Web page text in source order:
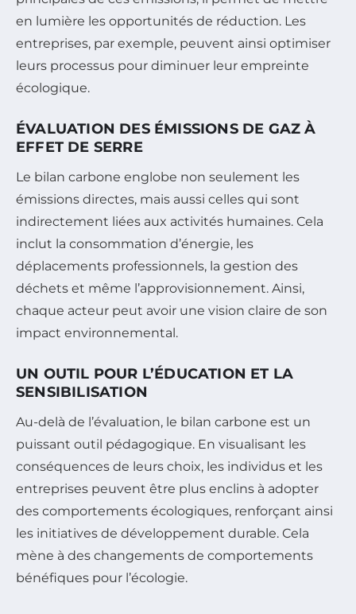
en lumière les opportunités de réduction. Les
entreprises, par exemple, peuvent ainsi optimiser
leurs processus pour diminuer leur empreinte
écologique.
ÉVALUATION DES ÉMISSIONS DE GAZ À
EFFET DE SERRE
Le bilan carbone englobe non seulement les
émissions directes, mais aussi celles qui sont
indirectement liées aux activités humaines. Cela
inclut la consommation d’énergie, les
déplacements professionnels, la gestion des
déchets et même l’approvisionnement. Ainsi,
chaque acteur peut avoir une vision claire de son
impact environnemental.
UN OUTIL POUR L’ÉDUCATION ET LA
SENSIBILISATION
Au-delà de l’évaluation, le bilan carbone est un
puissant outil pédagogique. En visualisant les
conséquences de leurs choix, les individus et les
entreprises peuvent être plus enclins à adopter
des comportements écologiques, renforçant ainsi
les initiatives de développement durable. Cela
mène à des changements de comportements
bénéfiques pour l’écologie.